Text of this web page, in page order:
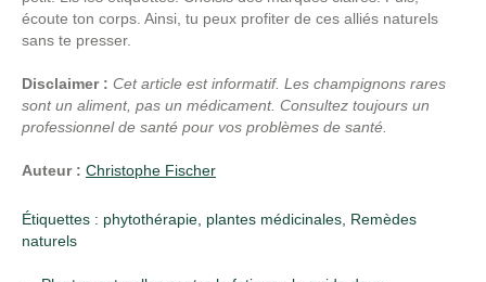
écoute ton corps. Ainsi, tu peux profiter de ces alliés naturels
sans te presser.
Disclaimer : Cet article est informatif. Les champignons rares
sont un aliment, pas un médicament. Consultez toujours un
professionnel de santé pour vos problèmes de santé.
Auteur : Christophe Fischer
Étiquettes : phytothérapie plantes médicinales Remèdes
naturels